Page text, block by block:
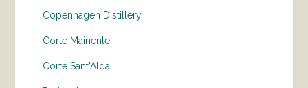
Copenhagen Distillery
Corte Mainente
Corte Sant'Alda